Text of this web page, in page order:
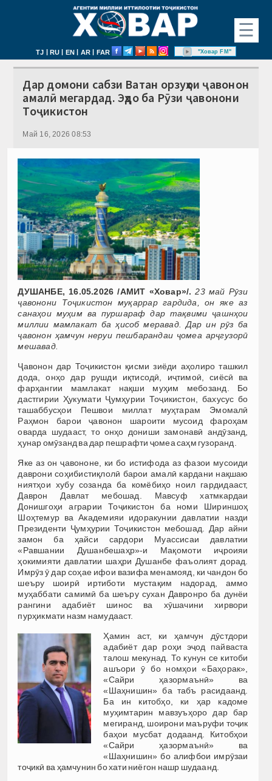
☰
TJ | RU | EN | AR | FAR "Ховар FM"
Дар домони сабзи Ватан орзуҳои ҷавонон
амалӣ мегардад. Эҳдо ба Рӯзи ҷавонони
Тоҷикистон
Май 16, 2026 08:53
ДУШАНБЕ, 16.05.2026 /АМИТ «Ховар»/. 23 май Рӯзи
ҷавонони Тоҷикистон муқаррар гардида, он яке аз
санаҳои муҳим ва пуршараф дар тақвими ҷашнҳои
миллии мамлакат ба ҳисоб меравад. Дар ин рӯз ба
ҷавонон ҳамчун неруи пешбарандаи ҷомеа арҷгузорӣ
мешавад.
Ҷавонон дар Тоҷикистон қисми зиёди аҳолиро ташкил
дода, онҳо дар рушди иқтисодӣ, иҷтимоӣ, сиёсӣ ва
фарҳангии мамлакат нақши муҳим мебозанд. Бо
дастгирии Ҳукумати Ҷумҳурии Тоҷикистон, бахусус бо
ташаббусҳои Пешвои миллат муҳтарам Эмомалӣ
Раҳмон барои ҷавонон шароити мусоид фароҳам
оварда шудааст, то онҳо дониши замонавӣ андӯзанд,
ҳунар омӯзанд ва дар пешрафти ҷомеа саҳм гузоранд.
Яке аз он ҷавононе, ки бо истифода аз фазои мусоиди
даврони соҳибистиқлолӣ барои амалӣ кардани нақшаю
ниятҳои хубу созанда ба комёбиҳо ноил гардидааст,
Даврон Давлат мебошад. Мавсуф хатмкардаи
Донишгоҳи аграрии Тоҷикистон ба номи Шириншоҳ
Шоҳтемур ва Академияи идоракунии давлатии назди
Президенти Ҷумҳурии Тоҷикистон мебошад. Дар айни
замон ба ҳайси сардори Муассисаи давлатии
«Равшании Душанбешаҳр»-и Мақомоти иҷроияи
ҳокимияти давлатии шаҳри Душанбе фаъолият дорад.
Имрӯз ӯ дар соҳае ифои вазифа менамояд, ки чандон бо
шеъру шоирӣ иртиботи мустақим надорад, аммо
муҳаббати самимӣ ба шеъру сухан Давронро ба дунёи
рангини адабиёт шинос ва хӯшачини хирвори
пурҳикмати назм намудааст.
Ҳамин аст, ки ҳамчун дӯстдори
адабиёт дар роҳи эҷод пайваста
талош мекунад. То кунун се китоби
ашъори ӯ бо номҳои «Баҳорак»,
«Сайри ҳазормаънӣ» ва
«Шаҳнишин» ба табъ расидаанд.
Ба ин китобҳо, ки ҳар кадоме
муҳимтарин мавзуъҳоро дар бар
мегиранд, шоирони маъруфи тоҷик
баҳои мусбат додаанд. Китобҳои
«Сайри ҳазормаънӣ» ва
«Шаҳнишин» бо алифбои имрӯзаи
тоҷикӣ ва ҳамчунин бо хати ниёгон нашр шудаанд.